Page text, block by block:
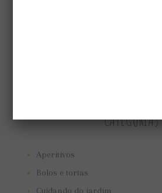
CATEGORIAS
Aperitivos
Bolos e tortas
Cuidando do jardim